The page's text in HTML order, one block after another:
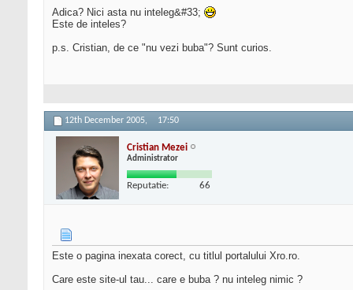
Adica? Nici asta nu inteleg&#33;
Este de inteles?
p.s. Cristian, de ce "nu vezi buba"? Sunt curios.
12th December 2005, 17:50
Cristian Mezei
Administrator
Reputatie: 66
Este o pagina inexata corect, cu titlul portalului Xro.ro.
Care este site-ul tau... care e buba ? nu inteleg nimic ?